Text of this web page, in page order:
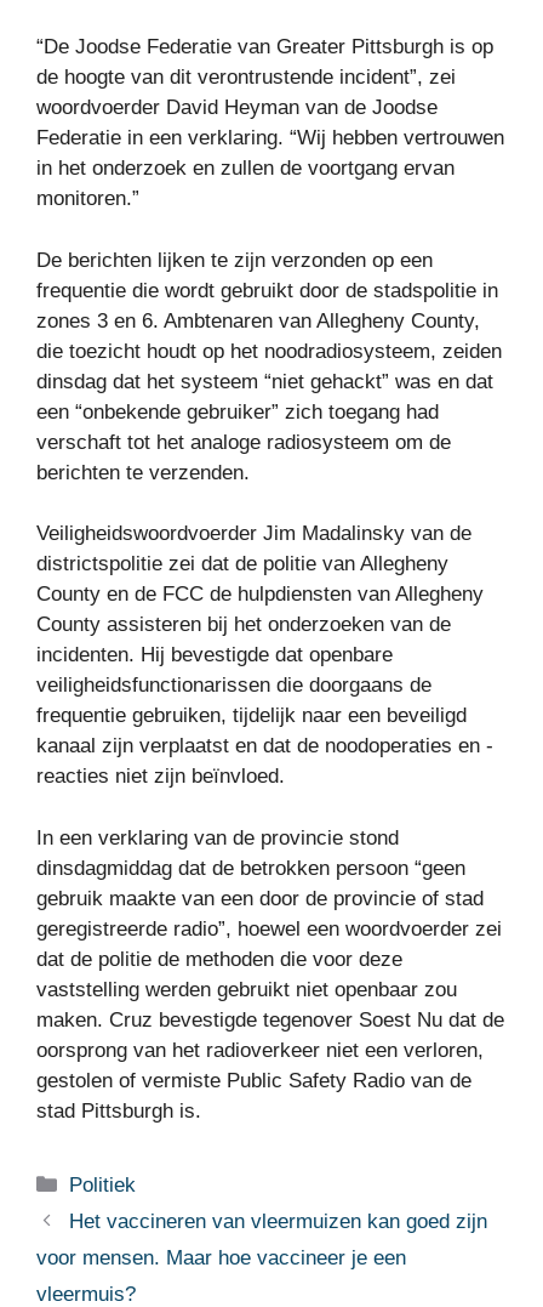
“De Joodse Federatie van Greater Pittsburgh is op
de hoogte van dit verontrustende incident”, zei
woordvoerder David Heyman van de Joodse
Federatie in een verklaring. “Wij hebben vertrouwen
in het onderzoek en zullen de voortgang ervan
monitoren.”
De berichten lijken te zijn verzonden op een
frequentie die wordt gebruikt door de stadspolitie in
zones 3 en 6. Ambtenaren van Allegheny County,
die toezicht houdt op het noodradiosysteem, zeiden
dinsdag dat het systeem “niet gehackt” was en dat
een “onbekende gebruiker” zich toegang had
verschaft tot het analoge radiosysteem om de
berichten te verzenden.
Veiligheidswoordvoerder Jim Madalinsky van de
districtspolitie zei dat de politie van Allegheny
County en de FCC de hulpdiensten van Allegheny
County assisteren bij het onderzoeken van de
incidenten. Hij bevestigde dat openbare
veiligheidsfunctionarissen die doorgaans de
frequentie gebruiken, tijdelijk naar een beveiligd
kanaal zijn verplaatst en dat de noodoperaties en -
reacties niet zijn beïnvloed.
In een verklaring van de provincie stond
dinsdagmiddag dat de betrokken persoon “geen
gebruik maakte van een door de provincie of stad
geregistreerde radio”, hoewel een woordvoerder zei
dat de politie de methoden die voor deze
vaststelling werden gebruikt niet openbaar zou
maken. Cruz bevestigde tegenover Soest Nu dat de
oorsprong van het radioverkeer niet een verloren,
gestolen of vermiste Public Safety Radio van de
stad Pittsburgh is.
Categorieën
Politiek
Het vaccineren van vleermuizen kan goed zijn
voor mensen. Maar hoe vaccineer je een
vleermuis?